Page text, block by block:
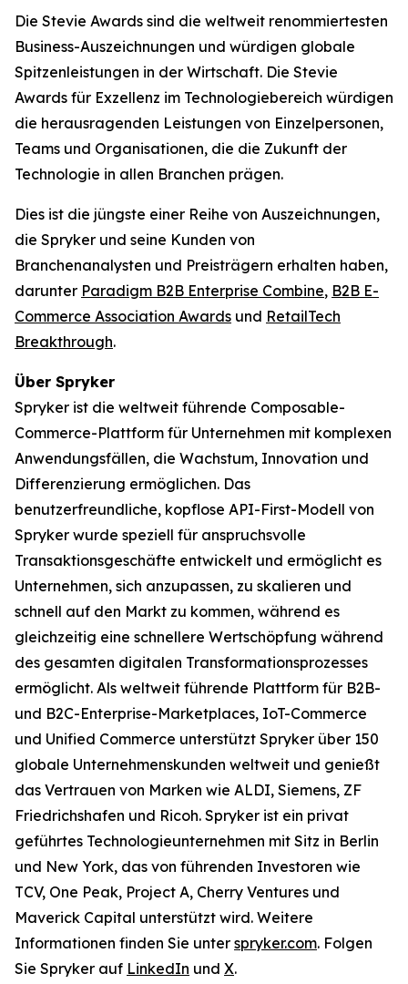
Die Stevie Awards sind die weltweit renommiertesten
Business-Auszeichnungen und würdigen globale
Spitzenleistungen in der Wirtschaft. Die Stevie
Awards für Exzellenz im Technologiebereich würdigen
die herausragenden Leistungen von Einzelpersonen,
Teams und Organisationen, die die Zukunft der
Technologie in allen Branchen prägen.
Dies ist die jüngste einer Reihe von Auszeichnungen,
die Spryker und seine Kunden von
Branchenanalysten und Preisträgern erhalten haben,
darunter Paradigm B2B Enterprise Combine, B2B E-
Commerce Association Awards und RetailTech
Breakthrough.
Über Spryker
Spryker ist die weltweit führende Composable-
Commerce-Plattform für Unternehmen mit komplexen
Anwendungsfällen, die Wachstum, Innovation und
Differenzierung ermöglichen. Das
benutzerfreundliche, kopflose API-First-Modell von
Spryker wurde speziell für anspruchsvolle
Transaktionsgeschäfte entwickelt und ermöglicht es
Unternehmen, sich anzupassen, zu skalieren und
schnell auf den Markt zu kommen, während es
gleichzeitig eine schnellere Wertschöpfung während
des gesamten digitalen Transformationsprozesses
ermöglicht. Als weltweit führende Plattform für B2B-
und B2C-Enterprise-Marketplaces, IoT-Commerce
und Unified Commerce unterstützt Spryker über 150
globale Unternehmenskunden weltweit und genießt
das Vertrauen von Marken wie ALDI, Siemens, ZF
Friedrichshafen und Ricoh. Spryker ist ein privat
geführtes Technologieunternehmen mit Sitz in Berlin
und New York, das von führenden Investoren wie
TCV, One Peak, Project A, Cherry Ventures und
Maverick Capital unterstützt wird. Weitere
Informationen finden Sie unter spryker.com. Folgen
Sie Spryker auf LinkedIn und X.